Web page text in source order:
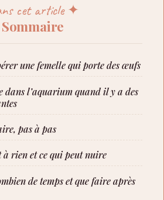
cet article ✦
Sommaire
une femelle qui porte des œufs
dans l’aquarium quand il y a des
pas à pas
à rien et ce qui peut nuire
de temps et que faire après